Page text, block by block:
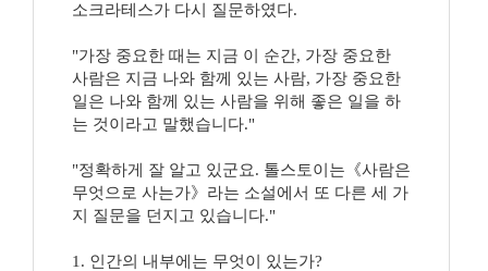
소크라테스가 다시 질문하였다.
"가장 중요한 때는 지금 이 순간, 가장 중요한
사람은 지금 나와 함께 있는 사람, 가장 중요한
일은 나와 함께 있는 사람을 위해 좋은 일을 하
는 것이라고 말했습니다."
"정확하게 잘 알고 있군요. 톨스토이는《사람은
무엇으로 사는가》라는 소설에서 또 다른 세 가
지 질문을 던지고 있습니다."
1. 인간의 내부에는 무엇이 있는가?